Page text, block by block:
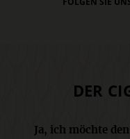
DER
Ja, ich möchte